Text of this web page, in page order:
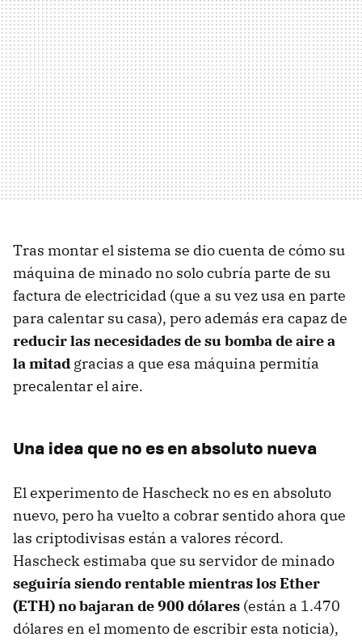
Tras montar el sistema se dio cuenta de cómo su
máquina de minado no solo cubría parte de su
factura de electricidad (que a su vez usa en parte
para calentar su casa), pero además era capaz de
reducir las necesidades de su bomba de aire a
la mitad gracias a que esa máquina permitía
precalentar el aire.
Una idea que no es en absoluto nueva
El experimento de Hascheck no es en absoluto
nuevo, pero ha vuelto a cobrar sentido ahora que
las criptodivisas están a valores récord.
Hascheck estimaba que su servidor de minado
seguiría siendo rentable mientras los Ether
(ETH) no bajaran de 900 dólares (están a 1.470
dólares en el momento de escribir esta noticia),